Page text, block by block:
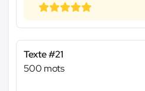
Texte #21
500 mots